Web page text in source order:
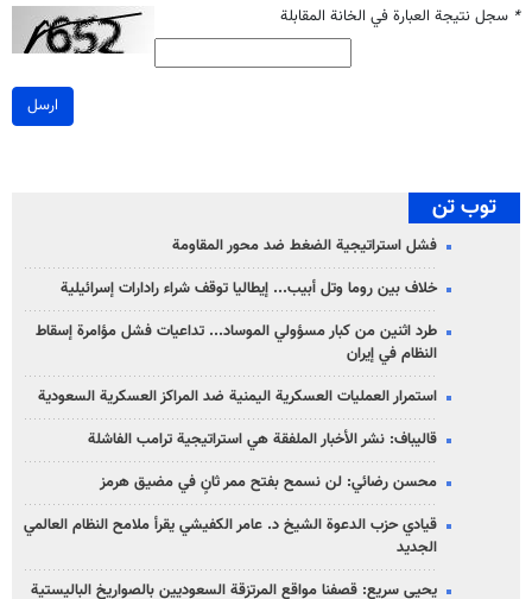
* سجل نتيجة العبارة في الخانة المقابلة
ارسل
توب تن
فشل استراتيجية الضغط ضد محور المقاومة
خلاف بين روما وتل أبيب... إيطاليا توقف شراء رادارات إسرائيلية
طرد اثنين من كبار مسؤولي الموساد... تداعيات فشل مؤامرة إسقاط
النظام في إيران
استمرار العمليات العسكرية اليمنية ضد المراكز العسكرية السعودية
قاليباف: نشر الأخبار الملفقة هي استراتيجية ترامب الفاشلة
محسن رضائي: لن نسمح بفتح ممر ثانٍ في مضيق هرمز
قيادي حزب الدعوة الشيخ د. عامر الكفيشي يقرأ ملامح النظام العالمي
الجديد
يحيى سريع: قصفنا مواقع المرتزقة السعوديين بالصواريخ الباليستية